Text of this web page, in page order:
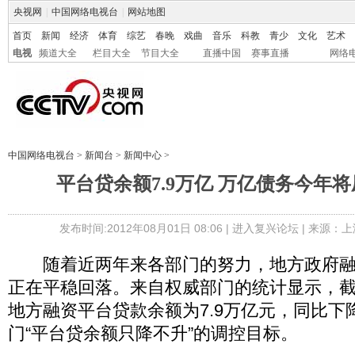
央视网 中国网络电视台 网站地图
首页 新闻 经济 体育 综艺 春晚 戏曲 音乐 科教 青少 文化
艺术
电视
频道大全 栏目大全 节目大全 直播中国 赛事直播 网络
中国网络电视台 > 新闻台 > 新闻中心 >
平台贷余额7.9万亿 万亿债务今年
发布时间:2012年08月01日 08:06 | 进入复兴论坛| 来源：
随着近两年来各部门的努力，地方政府
正在平稳回落。来自权威部门的统计显示，
地方融资平台贷款余额为7.9万亿元，同比下
门“平台贷余额只降不升”的调控目标。